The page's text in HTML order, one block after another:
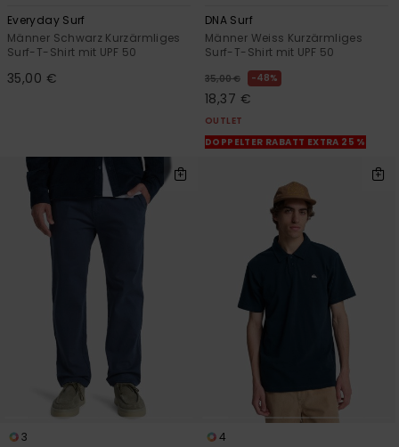
Everyday Surf
Männer Schwarz Kurzärmliges
Surf-T-Shirt mit UPF 50
35,00 €
DNA Surf
Männer Weiss Kurzärmliges
Surf-T-Shirt mit UPF 50
35,00 € 48%
18,37 €
OUTLET
DOPPELTER RABATT EXTRA 25 %
3
4